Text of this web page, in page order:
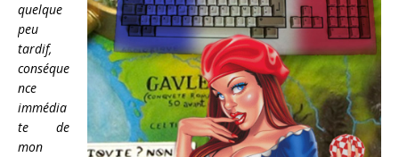
quelque
peu
tardif,
conséque
nce
immédia
te de
mon